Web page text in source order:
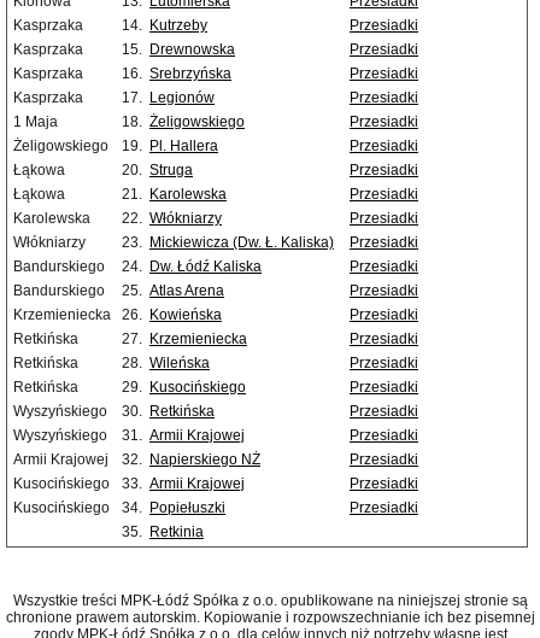
Kasprzaka
14. Kutrzeby
Przesiadki
Kasprzaka
15. Drewnowska
Przesiadki
Kasprzaka
16. Srebrzyńska
Przesiadki
Kasprzaka
17. Legionów
Przesiadki
1 Maja
18. Żeligowskiego
Przesiadki
Żeligowskiego
19. Pl. Hallera
Przesiadki
Łąkowa
20. Struga
Przesiadki
Łąkowa
21. Karolewska
Przesiadki
Karolewska
22. Włókniarzy
Przesiadki
Włókniarzy
23. Mickiewicza (Dw. Ł. Kaliska)
Przesiadki
Bandurskiego
24. Dw. Łódź Kaliska
Przesiadki
Bandurskiego
25. Atlas Arena
Przesiadki
Krzemieniecka
26. Kowieńska
Przesiadki
Retkińska
27. Krzemieniecka
Przesiadki
Retkińska
28. Wileńska
Przesiadki
Retkińska
29. Kusocińskiego
Przesiadki
Wyszyńskiego
30. Retkińska
Przesiadki
Wyszyńskiego
31. Armii Krajowej
Przesiadki
Armii Krajowej
32. Napierskiego NŻ
Przesiadki
Kusocińskiego
33. Armii Krajowej
Przesiadki
Kusocińskiego
34. Popiełuszki
Przesiadki
35. Retkinia
Wszystkie treści MPK-Łódź Spółka z o.o. opublikowane na niniejszej stronie są
chronione prawem autorskim. Kopiowanie i rozpowszechnianie ich bez pisemnej
zgody MPK-Łódź Spółka z o.o. dla celów innych niż potrzeby własne jest